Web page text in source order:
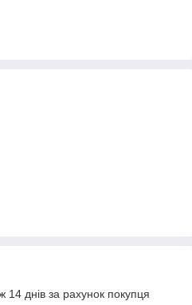
днів за рахунок покупця